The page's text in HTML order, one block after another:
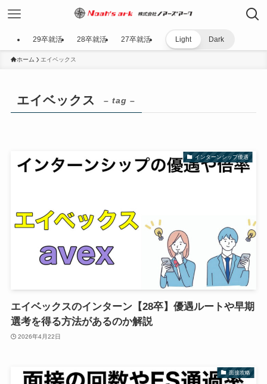
29卒就活 28卒就活 27卒就活 Light Dark
ホーム エイベックス
エイベックス – tag –
インターンシップ優遇
エイベックスのインターン【28卒】優遇ルートや早期
選考を得る方法があるのか解説
2026年4月22日
面接攻略